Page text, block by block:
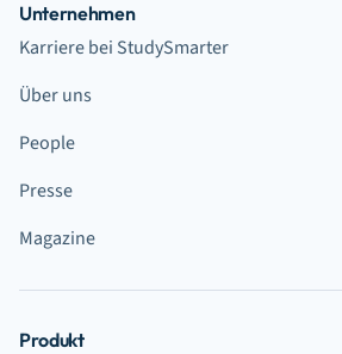
Unternehmen
Karriere bei StudySmarter
Über uns
People
Presse
Magazine
Produkt